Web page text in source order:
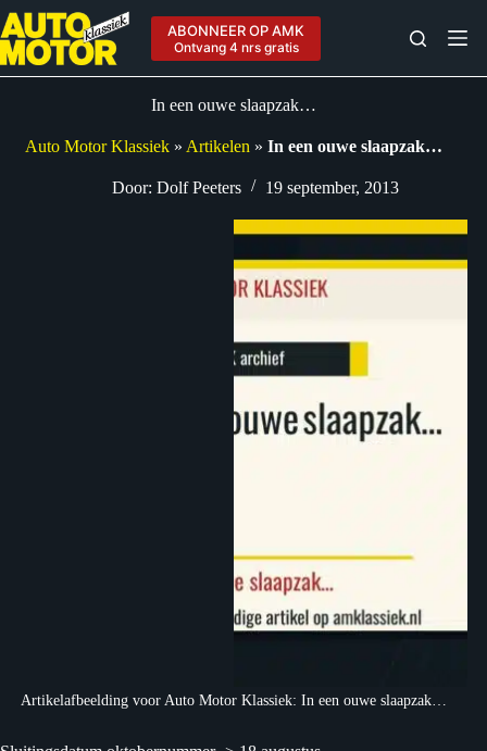
Ga
naar
de
inhoud
ABONNEER OP AMK
Ontvang 4 nrs gratis
In een ouwe slaapzak…
Auto Motor Klassiek » Artikelen »In een ouwe slaapzak…
Door: Dolf Peeters 19 september, 2013
Artikelafbeelding voor Auto Motor Klassiek: In een ouwe slaapzak…